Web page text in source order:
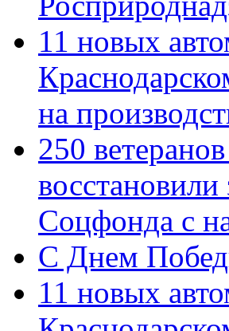
11 новых
на
250
Соцфонда с
С Днем
11 новых